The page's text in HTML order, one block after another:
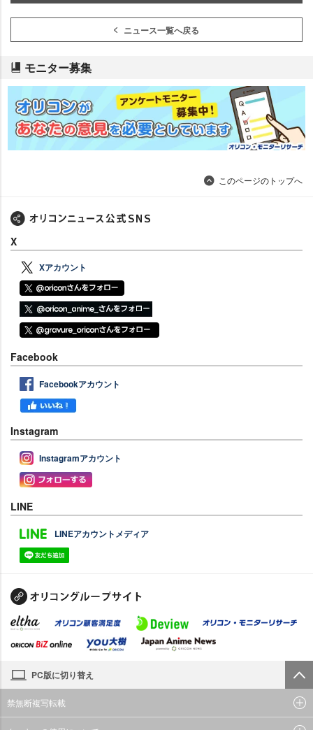
ニュース一覧へ戻る
モニター募集
このページのトップへ
X
Xアカウント
Facebook
Facebookアカウント
Instagram
Instagramアカウント
LINE
LINEアカウントメディア
PC版に切り替え
禁無断複写転載